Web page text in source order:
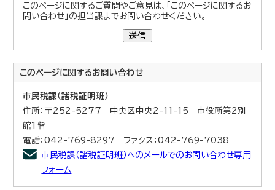
このページに関するご質問やご意見は、「このページに関するお
問い合わせ」の担当課までお問い合わせください。
送信
このページに関するお問い合わせ
市民税課（諸税証明班）
住所：〒252-5277 中央区中央2-11-15 市役所第2別
館1階
電話：042-769-8297 ファクス：042-769-7038
市民税課（諸税証明班）へのメールでのお問い合わせ専用
フォーム